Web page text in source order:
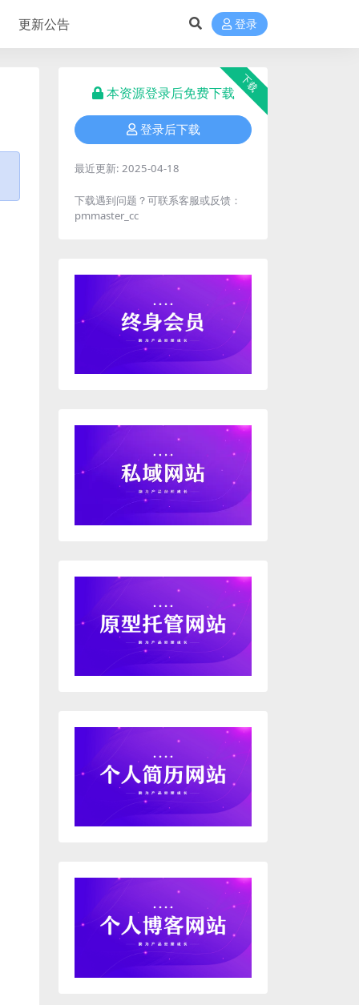
更新公告 登录
下载
本资源登录后免费下载
登录后下载
最近更新: 2025-04-18
下载遇到问题？可联系客服或反馈：
pmmaster_cc